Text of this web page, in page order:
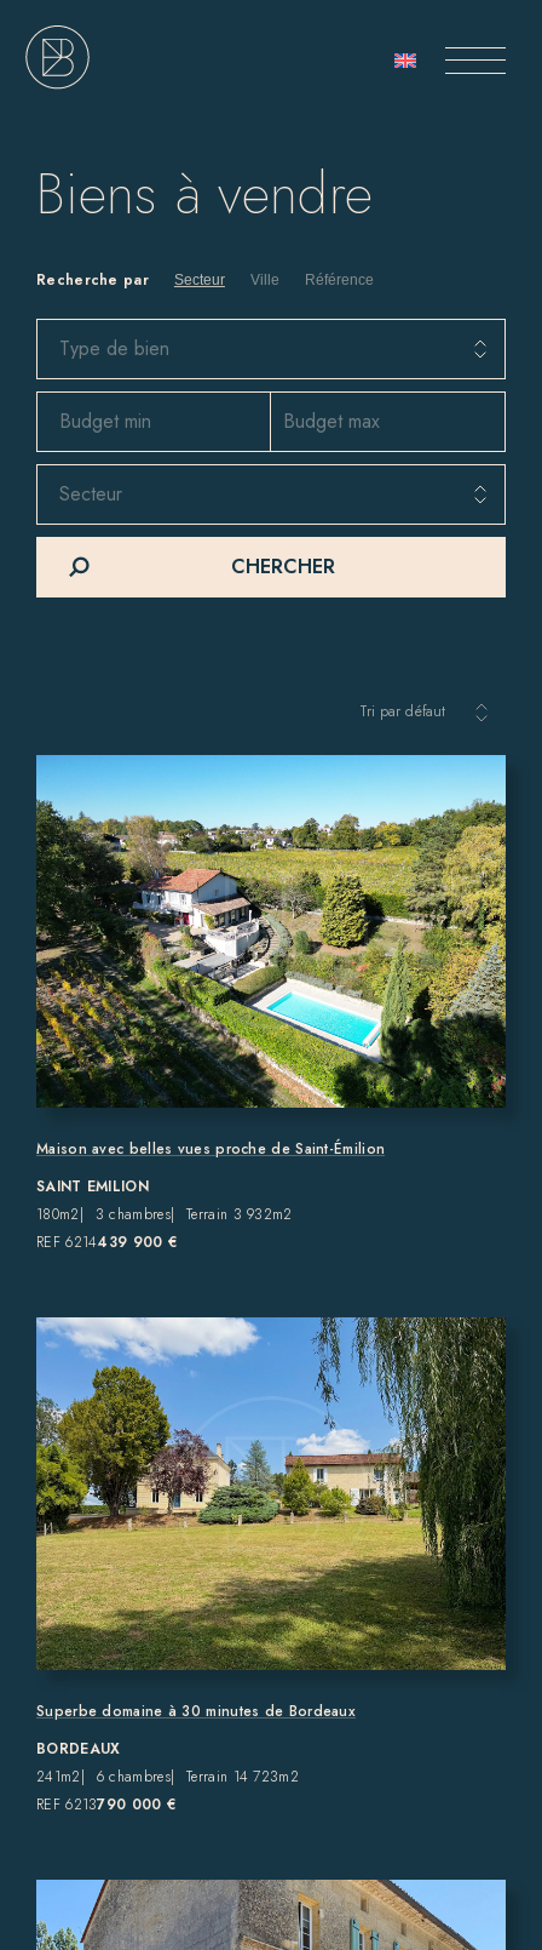
Biens à vendre
Recherche par Secteur Ville Référence
Maison avec belles vues proche de Saint-Émilion
SAINT EMILION
180m2
3 chambres
Terrain 3 932m2
REF 6214439 900 €
Superbe domaine à 30 minutes de Bordeaux
BORDEAUX
241m2
6 chambres
Terrain 14 723m2
REF 6213790 000 €